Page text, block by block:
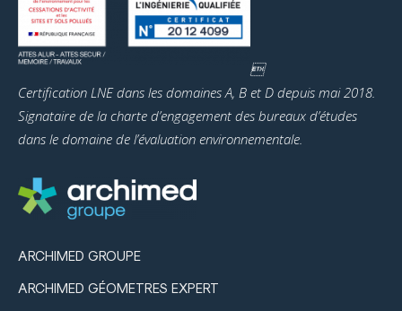

Certification LNE dans les domaines A, B et D depuis mai 2018.
Signataire de la charte d’engagement des bureaux d’études
dans le domaine de l’évaluation environnementale.
ARCHIMED GROUPE
ARCHIMED GÉOMETRES EXPERT